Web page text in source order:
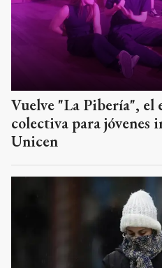
Vuelve "La Pibería", el
colectiva para jóvenes
Unicen